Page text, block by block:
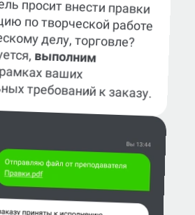
просит внести правки
по творческой работе
делу, торговле?
выполним
ваших
требований к заказу.